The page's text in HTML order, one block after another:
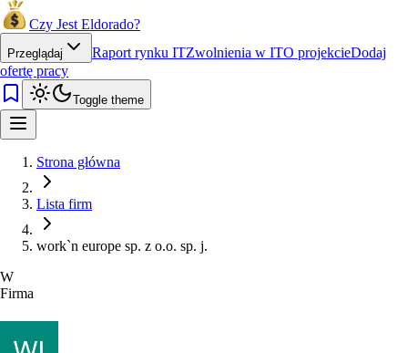
Czy Jest Eldorado?
Przeglądaj Raport rynku ITZwolnienia w ITO projekcieDodaj
ofertę pracy
Toggle theme
Strona główna
Lista firm
work`n europe sp. z o.o. sp. j.
W
Firma